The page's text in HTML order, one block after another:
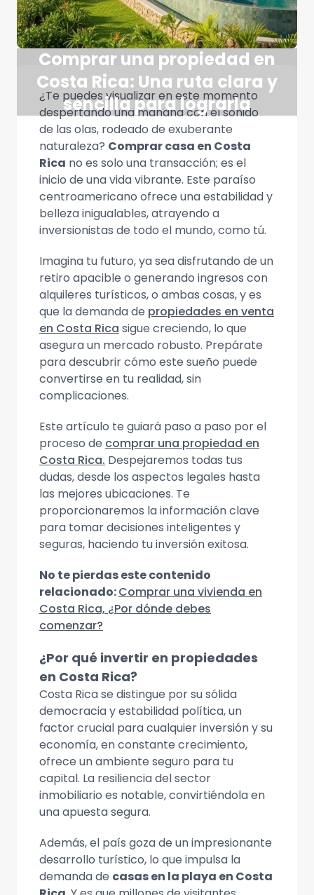
Comprar una propiedad en
Costa Rica: Una ruta clara y
sencilla para lograrla
¿Te puedes visualizar en este momento
despertando una mañana con el sonido
de las olas, rodeado de exuberante
naturaleza? Comprar casa en Costa
Rica no es solo una transacción; es el
inicio de una vida vibrante. Este paraíso
centroamericano ofrece una estabilidad y
belleza inigualables, atrayendo a
inversionistas de todo el mundo, como tú.
Imagina tu futuro, ya sea disfrutando de un
retiro apacible o generando ingresos con
alquileres turísticos, o ambas cosas, y es
que la demanda de propiedades en venta
en Costa Rica sigue creciendo, lo que
asegura un mercado robusto. Prepárate
para descubrir cómo este sueño puede
convertirse en tu realidad, sin
complicaciones.
Este artículo te guiará paso a paso por el
proceso de comprar una propiedad en
Costa Rica. Despejaremos todas tus
dudas, desde los aspectos legales hasta
las mejores ubicaciones. Te
proporcionaremos la información clave
para tomar decisiones inteligentes y
seguras, haciendo tu inversión exitosa.
No te pierdas este contenido
relacionado:Comprar una vivienda en
Costa Rica, ¿Por dónde debes
comenzar?
¿Por qué invertir en propiedades
en Costa Rica?
Costa Rica se distingue por su sólida
democracia y estabilidad política, un
factor crucial para cualquier inversión y su
economía, en constante crecimiento,
ofrece un ambiente seguro para tu
capital. La resiliencia del sector
inmobiliario es notable, convirtiéndola en
una apuesta segura.
Además, el país goza de un impresionante
desarrollo turístico, lo que impulsa la
demanda de casas en la playa en Costa